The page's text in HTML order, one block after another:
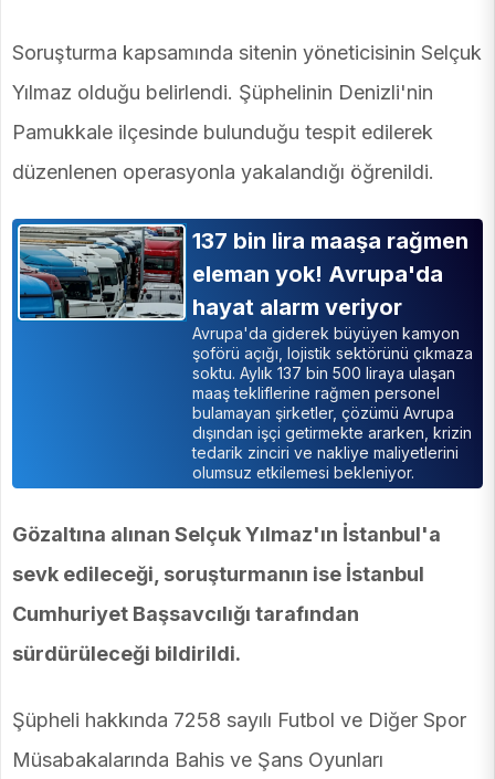
Soruşturma kapsamında sitenin yöneticisinin Selçuk
Yılmaz olduğu belirlendi. Şüphelinin Denizli'nin
Pamukkale ilçesinde bulunduğu tespit edilerek
düzenlenen operasyonla yakalandığı öğrenildi.
137 bin lira maaşa rağmen
eleman yok! Avrupa'da
hayat alarm veriyor
Avrupa'da giderek büyüyen kamyon
şoförü açığı, lojistik sektörünü çıkmaza
soktu. Aylık 137 bin 500 liraya ulaşan
maaş tekliflerine rağmen personel
bulamayan şirketler, çözümü Avrupa
dışından işçi getirmekte ararken, krizin
tedarik zinciri ve nakliye maliyetlerini
olumsuz etkilemesi bekleniyor.
Gözaltına alınan Selçuk Yılmaz'ın İstanbul'a
sevk edileceği, soruşturmanın ise İstanbul
Cumhuriyet Başsavcılığı tarafından
sürdürüleceği bildirildi.
Şüpheli hakkında 7258 sayılı Futbol ve Diğer Spor
Müsabakalarında Bahis ve Şans Oyunları